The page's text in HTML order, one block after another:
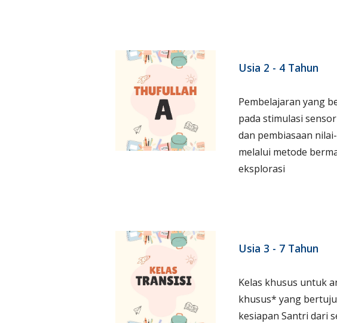
Usia 2 - 4 Tahun
Pembelajaran yang
pada stimulasi
dan pembiasaan
melalui metode
eksplorasi
Usia 3 - 7 Tahun
Kelas khusus untuk
khusus* yang
kesiapan Santri dari